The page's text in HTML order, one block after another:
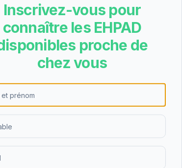
sous-Thil
pour cet EHPAD
privé non lucratif
Précy-sous-Thil a obtenu la note C
indique un niveau de qualité
suivants pour EHPAD de Précy-
nutrition (2.9/4 - satisfaisant),
4 - excellent). Les points forts de
Inscrivez-vous pour
connaître les EHPAD
proche de
chez vous